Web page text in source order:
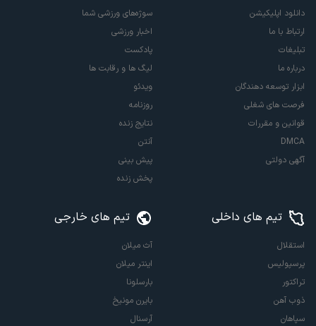
دانلود اپلیکیشن
ارتباط با ما
تبلیغات
درباره ما
ابزار توسعه دهندگان
فرصت های شغلی
قوانین و مقررات
DMCA
آگهی دولتی
سوژه‌های ورزشی شما
اخبار ورزشی
پادکست
لیگ ها و رقابت ها
ویدئو
روزنامه
نتایج زنده
آنتن
پیش بینی
پخش زنده
تیم های داخلی
استقلال
پرسپولیس
تراکتور
ذوب آهن
سپاهان
تیم های خارجی
آث میلان
اینتر میلان
بارسلونا
بایرن مونیخ
آرسنال